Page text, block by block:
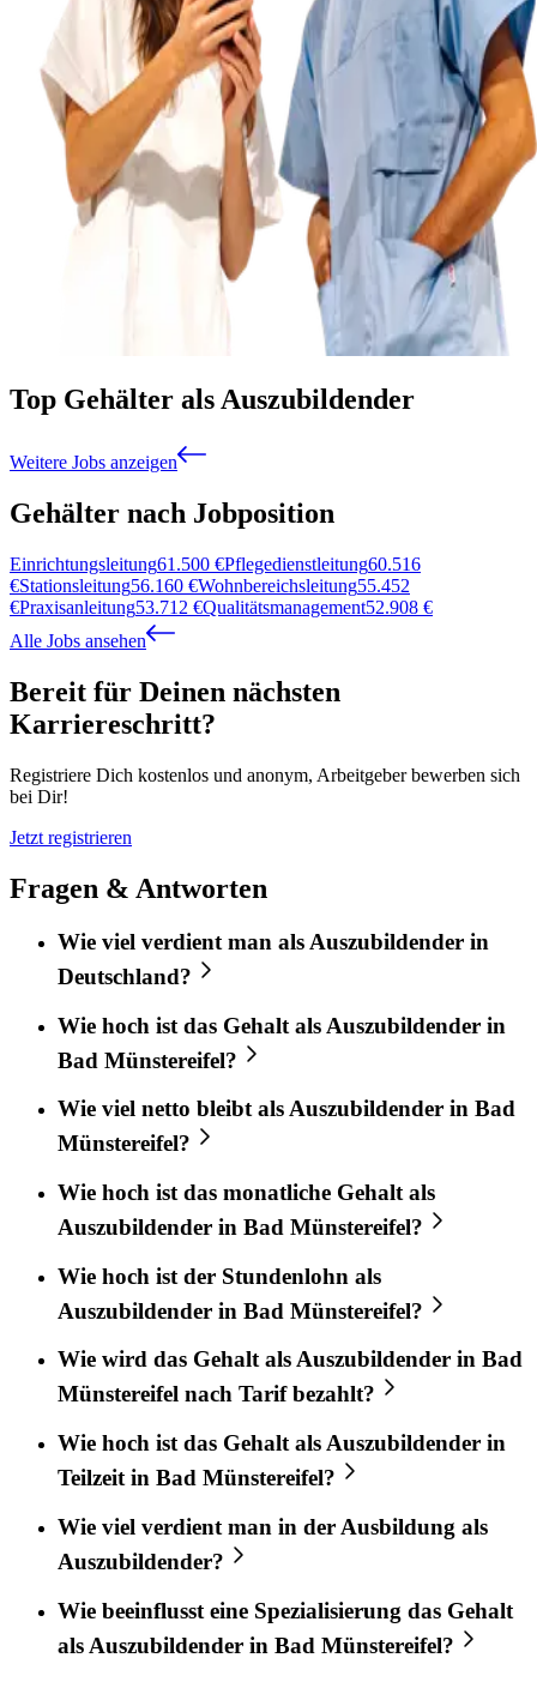
Top Gehälter als Auszubildender
Weitere Jobs anzeigen
Gehälter nach Jobposition
Einrichtungsleitung61.500 €Pflegedienstleitung60.516
€Stationsleitung56.160 €Wohnbereichsleitung55.452
€Praxisanleitung53.712 €Qualitätsmanagement52.908 €
Alle Jobs ansehen
Bereit für Deinen nächsten
Karriereschritt?
Registriere Dich kostenlos und anonym, Arbeitgeber bewerben sich
bei Dir!
Jetzt registrieren
Fragen & Antworten
Wie viel verdient man als Auszubildender in
Deutschland?
Wie hoch ist das Gehalt als Auszubildender in
Bad Münstereifel?
Wie viel netto bleibt als Auszubildender in Bad
Münstereifel?
Wie hoch ist das monatliche Gehalt als
Auszubildender in Bad Münstereifel?
Wie hoch ist der Stundenlohn als
Auszubildender in Bad Münstereifel?
Wie wird das Gehalt als Auszubildender in Bad
Münstereifel nach Tarif bezahlt?
Wie hoch ist das Gehalt als Auszubildender in
Teilzeit in Bad Münstereifel?
Wie viel verdient man in der Ausbildung als
Auszubildender?
Wie beeinflusst eine Spezialisierung das Gehalt
als Auszubildender in Bad Münstereifel?